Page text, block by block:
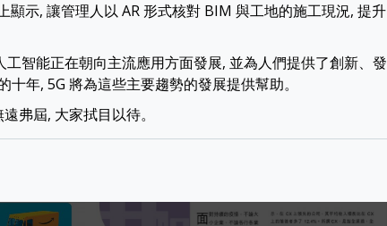
顯示, 讓管理人以 AR 形式核對 BIM 與工地的施工現況, 提升
智能正在朝向主流應用方面發展, 並為人們提供了創新、發
年, 5G 將為這些主要趨勢的發展提供幫助。
弗屆, 大家拭目以待。